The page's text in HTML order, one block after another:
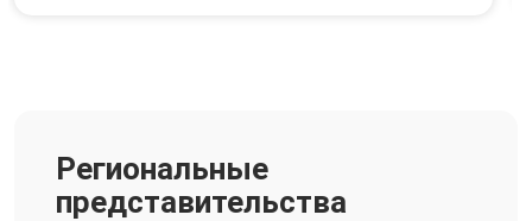
Региональные
представительства